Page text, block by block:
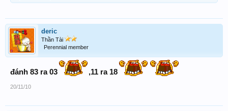
deric
Thần Tài
Perennial member
đánh 83 ra 03 ,11 ra 18
20/11/10